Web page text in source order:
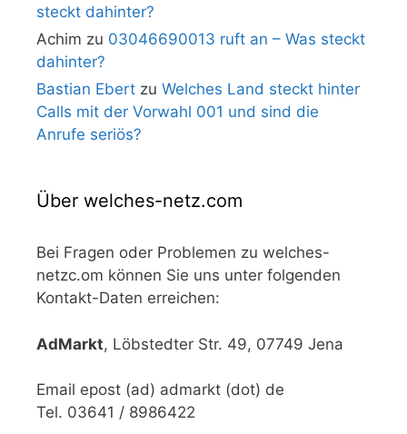
steckt dahinter?
Achim zu 03046690013 ruft an – Was steckt
dahinter?
Bastian Ebert zu Welches Land steckt hinter
Calls mit der Vorwahl 001 und sind die
Anrufe seriös?
Über welches-netz.com
Bei Fragen oder Problemen zu welches-
netzc.om können Sie uns unter folgenden
Kontakt-Daten erreichen:
AdMarkt, Löbstedter Str. 49, 07749 Jena
Email epost (ad) admarkt (dot) de
Tel. 03641 / 8986422